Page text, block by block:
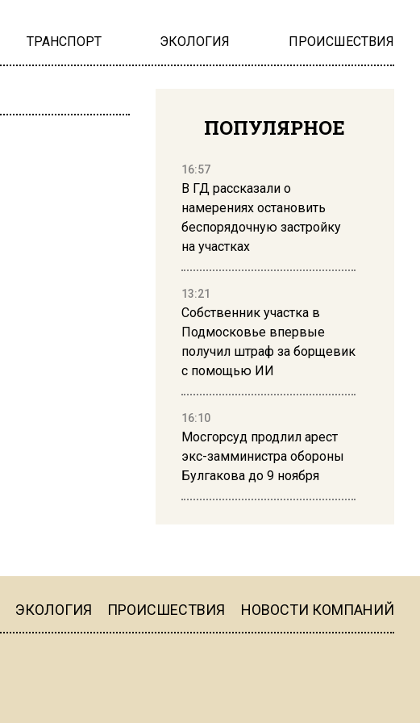
ТРАНСПОРТ ЭКОЛОГИЯ ПРОИСШЕСТВИЯ
ПОПУЛЯРНОЕ
16:57
В ГД рассказали о
намерениях остановить
беспорядочную застройку
на участках
13:21
Собственник участка в
Подмосковье впервые
получил штраф за борщевик
с помощью ИИ
16:10
Мосгорсуд продлил арест
экс-замминистра обороны
Булгакова до 9 ноября
16:19
ЭКОЛОГИЯ ПРОИСШЕСТВИЯ НОВОСТИ КОМПАНИЙ